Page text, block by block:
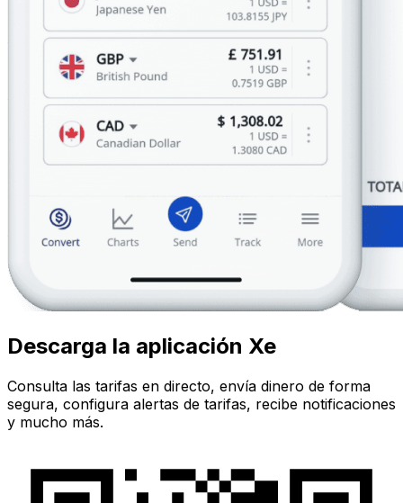
Descarga la aplicación Xe
Consulta las tarifas en directo, envía dinero de forma
segura, configura alertas de tarifas, recibe notificaciones
y mucho más.